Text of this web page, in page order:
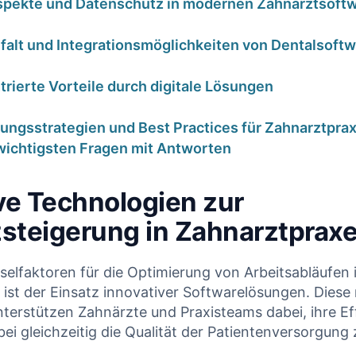
warum
|
für
2026
Plausibilitätscheck:
Wird dieser Heil-
und Kostenplan
von der PKV
gekürzt?
17. Januar 2026
und Datenschutz in modernen
und Integrationsmöglichkeiten von
Vorteile durch digitale Lösungen
und Best Practices für
Fragen mit Antworten
Technologien zur
in
für die Optimierung von Arbeitsabläufen
der Einsatz innovativer Softwarelösungen. Diese
Zahnärzte und Praxisteams dabei, ihre
gleichzeitig die Qualität der Patientenversorgung